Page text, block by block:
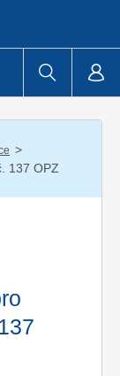
/
137 OPZ